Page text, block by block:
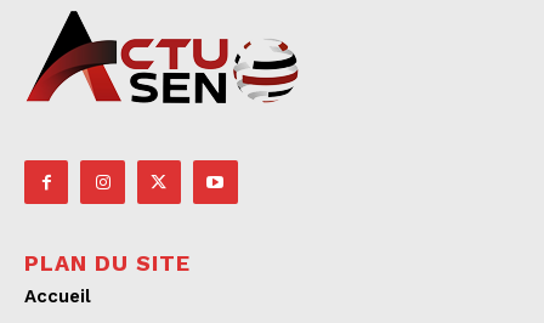
PLAN DU SITE
Accueil